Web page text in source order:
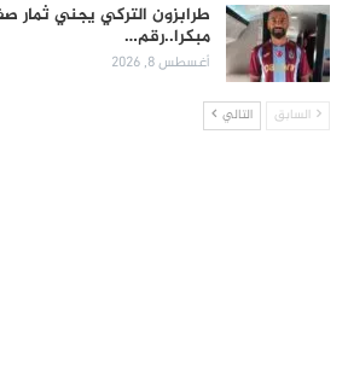
طرابزون التركي يجني ثمار
مبكرا..رقم…
أغسطس 8, 2026
السابق التالي